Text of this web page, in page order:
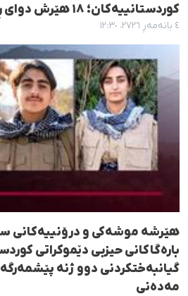
کوردستانییەکان؛ ١٨ هێرش دوای ڕاگەیاندنی ئاگربەست
٤ بانەمەڕ ٢٧٢٦، ١٢:٣٠
هێرشە موشەکی و درۆنییەکانی
بارەگاکانی حیزبی دێموکراتی
گیانبەختکردنی دوو ژنە
مەدەنی